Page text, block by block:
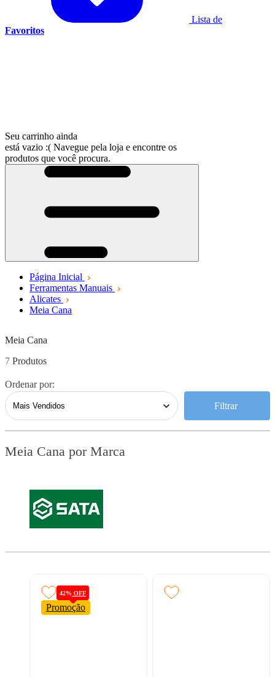
Lista de
Favoritos
Seu carrinho ainda
está vazio :( Navegue pela loja e encontre os
produtos que você procura.
Página Inicial
Ferramentas Manuais
Alicates
Meia Cana
Meia Cana
7
Ordenar por:
Filtrar
Meia Cana por Marca
42% OFF
Promoção